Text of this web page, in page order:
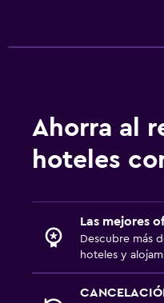
Ahorra al
hoteles
Las mejores
Descubre más
hoteles y